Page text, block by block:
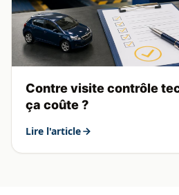
Contre visite contrôle
ça coûte ?
Lire l'article